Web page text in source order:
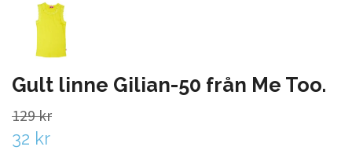
Gult linne Gilian-50 från Me Too.
129 kr
32 kr